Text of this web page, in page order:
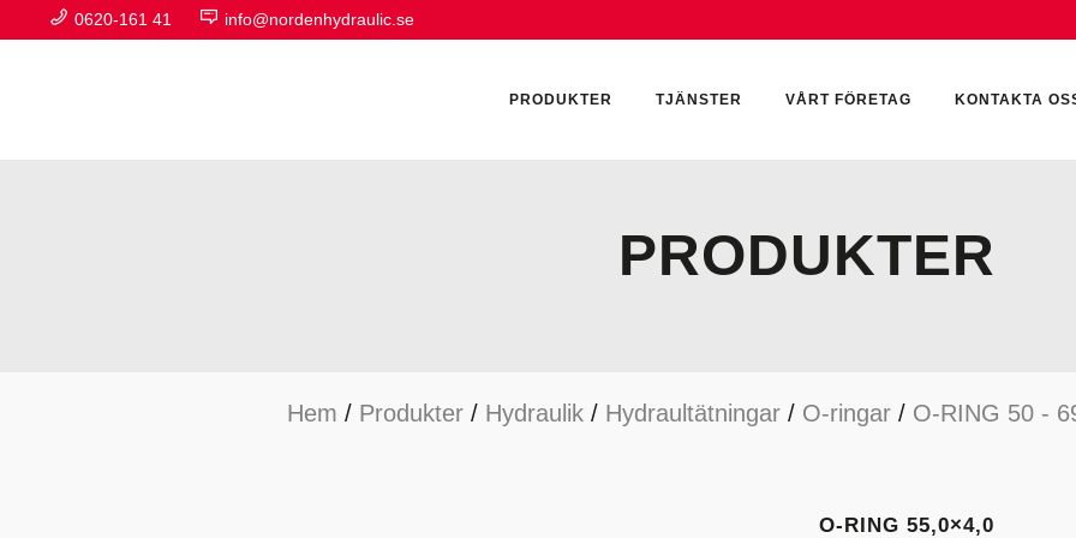
0620-161 41 info@nordenhydraulic.se
PRODUKTER
HYDRAULIKTILLBEHÖR HYDRAULMOTORER
TJÄNSTER VÅRT FÖRETAG KONTAKTA
PRODUKTER
Hem / Produkter/ Hydraulik/ Hydraultätningar/ O-ringar/ O-RING 50 -
O-RING 55,0×4,0